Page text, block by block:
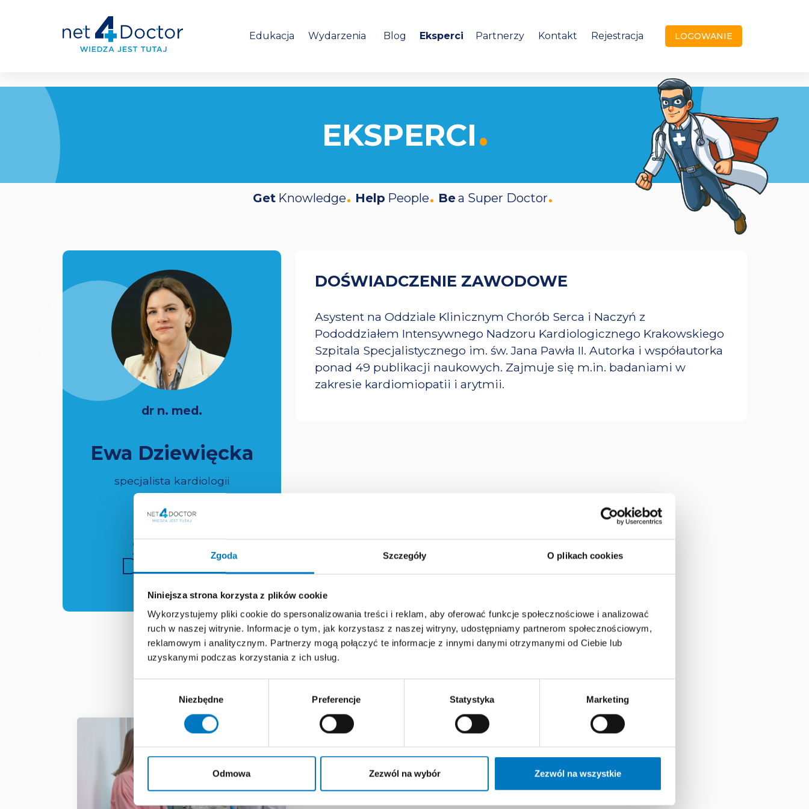
Zgoda Szczegóły O plikach cookies
Niniejsza strona korzysta z plików cookie
Wykorzystujemy pliki cookie do spersonalizowania treści i reklam, aby oferować funkcje społecznościowe i analizować
ruch w naszej witrynie. Informacje o tym, jak korzystasz z naszej witryny, udostępniamy partnerom społecznościowym,
reklamowym i analitycznym. Partnerzy mogą połączyć te informacje z innymi danymi otrzymanymi od Ciebie lub
uzyskanymi podczas korzystania z ich usług.
Niezbędne Preferencje Statystyka Marketing
Odmowa Zezwól na wybór Zezwól na wszystkie
Edukacja Wydarzenia Blog Eksperci Partnerzy Kontakt Rejestracja LOGOWANIE
EKSPERCI
Get Knowledge Help People Bea Super Doctor
dr n. med.
Ewa Dziewięcka
specjalista kardiologii
SUPER
DOCTOR
DOŚWIADCZENIE ZAWODOWE
Asystent na Oddziale Klinicznym Chorób Serca i Naczyń z
Pododdziałem Intensywnego Nadzoru Kardiologicznego Krakowskiego
Szpitala Specjalistycznego im. św. Jana Pawła II. Autorka i współautorka
ponad 49 publikacji naukowych. Zajmuje się m.in. badaniami w
zakresie kardiomiopatii i arytmii.
MATERIAŁY EDUKACYJNE EKSPERTA